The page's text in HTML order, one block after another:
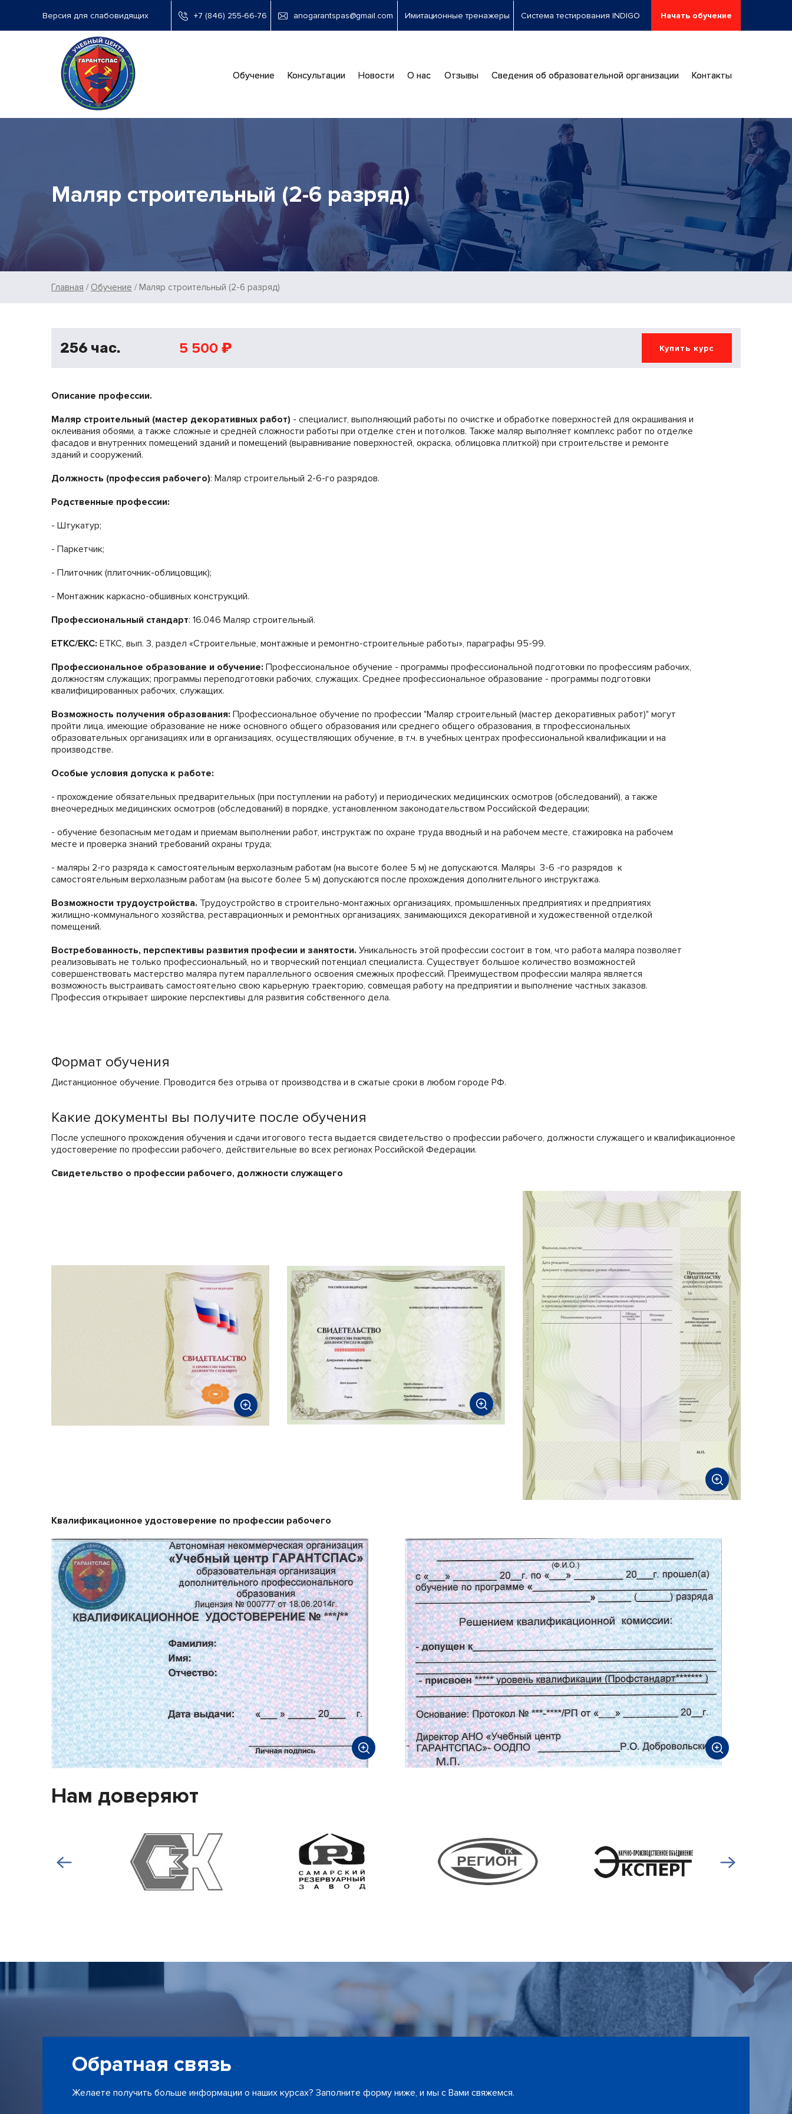
основному
+7 (846) 255-66-76 anogarantspas@gmail.com Имитационные тренажеры Система тестирования INDIGO Начать обучение
Основная
Обучение Консультации Новости О нас Отзывы Сведения об образовательной организации Контакты
Маляр строительный (2-6 разряд)
Строка
Главная Обучение Маляр строительный (2-6 разряд)
256 час. 5 500 ₽
Описание профессии.
Маляр строительный (мастер декоративных работ) - специалист, выполняющий работы по очистке и обработке поверхностей для окрашивания и
оклеивания обоями, а также сложные и средней сложности работы при отделке стен и потолков. Также маляр выполняет комплекс работ по отделке
фасадов и внутренних помещений зданий и помещений (выравнивание поверхностей, окраска, облицовка плиткой) при строительстве и ремонте
зданий и сооружений.
Должность (профессия рабочего): Маляр строительный 2-6-го разрядов.
Родственные профессии:
- Штукатур;
- Паркетчик;
- Плиточник (плиточник-облицовщик);
- Монтажник каркасно-обшивных конструкций.
Профессиональный стандарт: 16.046 Маляр строительный.
ЕТКС/ЕКС: ЕТКС, вып. 3, раздел «Строительные, монтажные и ремонтно-строительные работы», параграфы 95-99.
Профессиональное образование и обучение: Профессиональное обучение - программы профессиональной подготовки по профессиям рабочих,
должностям служащих; программы переподготовки рабочих, служащих. Среднее профессиональное образование - программы подготовки
квалифицированных рабочих, служащих.
Возможность получения образования: Профессиональное обучение по профессии "Маляр строительный (мастер декоративных работ)" могут
пройти лица, имеющие образование не ниже основного общего образования или среднего общего образования, в тпрофессиональных
образовательных организациях или в организациях, осуществляющих обучение, в т.ч. в учебных центрах профессиональной квалификации и на
производстве.
Особые условия допуска к работе:
- прохождение обязательных предварительных (при поступлении на работу) и периодических медицинских осмотров (обследований), а также
внеочередных медицинских осмотров (обследований) в порядке, установленном законодательством Pоссийской Федерации;
- обучение безопасным методам и приемам выполнении работ, инструктаж по охране труда вводный и на рабочем месте, стажировка на рабочем
месте и проверка знаний требований охраны труда;
- маляры 2-го разряда к самостоятельным верхолазным работам (на высоте более 5 м) не допускаются. Маляры 3-6 -го разрядов к
самостоятельным верхолазным работам (на высоте более 5 м) допускаются после прохождения дополнительного инструктажа.
Возможности трудоустройства. Трудоустройство в строительно-монтажных организациях, промышленных предприятиях и предприятиях
жилищно-коммунального хозяйства, реставрационных и ремонтных организациях, занимающихся декоративной и художественной отделкой
помещений.
Востребованность, перспективы развития професии и занятости. Уникальность этой профессии состоит в том, что работа маляра позволяет
реализовывать не только профессиональный, но и творческий потенциал специалиста. Существует большое количество возможностей
совершенствовать мастерство маляра путем параллельного освоения смежных профессий. Преимуществом профессии маляра является
возможность выстраивать самостоятельно свою карьерную траекторию, совмещая работу на предприятии и выполнение частных заказов.
Профессия открывает широкие перспективы для развития собственного дела.
Формат обучения
Дистанционное обучение. Проводится без отрыва от производства и в сжатые сроки в любом городе РФ.
Какие документы вы получите после обучения
После успешного прохождения обучения и сдачи итогового теста выдается свидетельство о профессии рабочего, должности служащего и квалификационное
удостоверение по профессии рабочего, действительные во всех регионах Российской Федерации.
Свидетельство о профессии рабочего, должности служащего
Квалификационное удостоверение по профессии рабочего
Нам доверяют
Обратная связь
Желаете получить больше информации о наших курсах? Заполните форму ниже, и мы с Вами свяжемся.